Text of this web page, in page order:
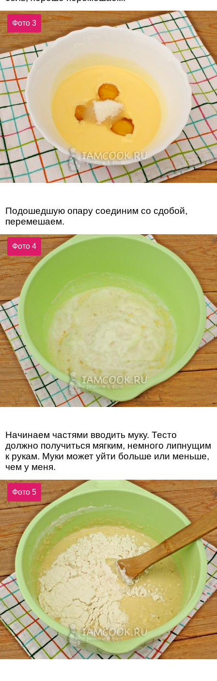
Фото 3
Подошедшую опару соединим со сдобой,
перемешаем.
Фото 4
Начинаем частями вводить муку. Тесто
должно получиться мягким, немного липнущим
к рукам. Муки может уйти больше или меньше,
чем у меня.
Фото 5